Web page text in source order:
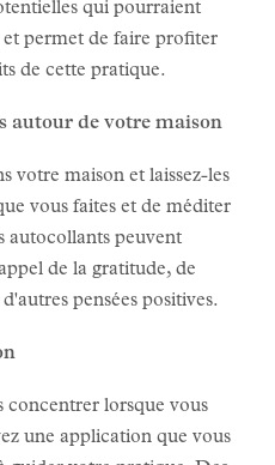
qui pourraient
permet de faire profiter
de cette pratique.
autour de votre maison
votre maison et laissez-les
vous faites et de méditer
autocollants peuvent
de la gratitude, de
pensées positives.
concentrer lorsque vous
une application que vous